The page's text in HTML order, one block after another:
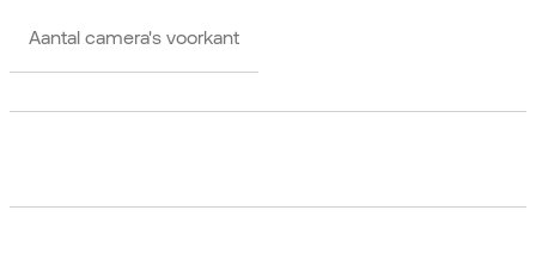
Aantal camera's voorkant